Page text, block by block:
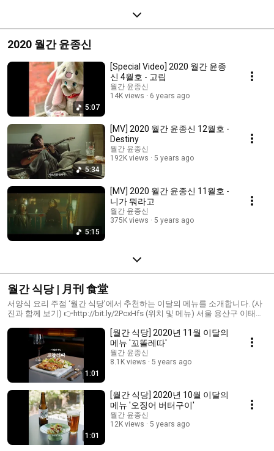
2020 월간 윤종신
5:07
[Special Video] 2020 월간 윤종
신 4월호 - 고립
월간 윤종신
14K views
6 years ago
5:34
[MV] 2020 월간 윤종신 12월호 -
Destiny
월간 윤종신
192K views
5 years ago
5:15
[MV] 2020 월간 윤종신 11월호 -
니가 뭐라고
월간 윤종신
375K views
5 years ago
월간 식당 | 月刊 食堂
서양식 요리 주점 ‘월간 식당’에서 추천하는 이달의 메뉴를 소개합니다. (사
진과 함께 보기) 👉http://bit.ly/2PcxHfs (위치 및 메뉴) 서울 용산구 이태원
http://instagram.com/monthly.kitchen
1:01
[월간 식당] 2020년 11월 이달의
메뉴 '꼬똘레따'
월간 윤종신
8.1K views
5 years ago
1:01
[월간 식당] 2020년 10월 이달의
메뉴 '오징어 버터구이'
월간 윤종신
12K views
5 years ago